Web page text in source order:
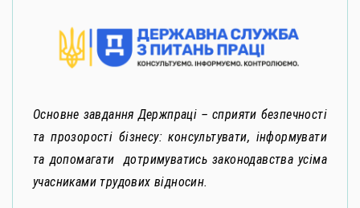
Основне завдання Держпраці – сприяти безпечності
та прозорості бізнесу: консультувати, інформувати
та допомагати дотримуватись законодавства усіма
учасниками трудових відносин.